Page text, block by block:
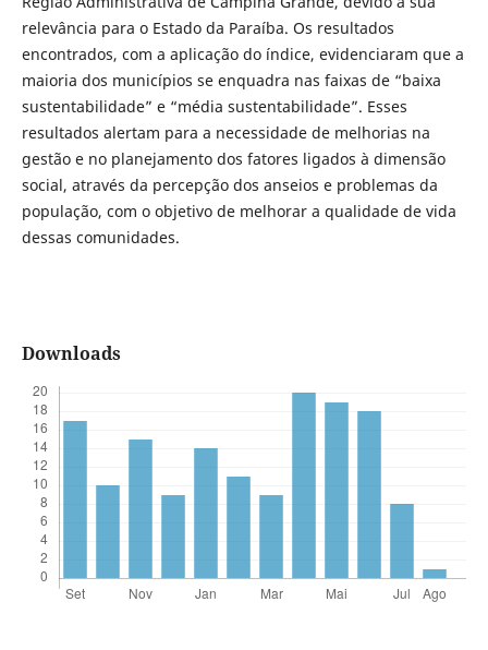
relevância para o Estado da Paraíba. Os resultados
encontrados, com a aplicação do índice, evidenciaram que a
maioria dos municípios se enquadra nas faixas de “baixa
sustentabilidade” e “média sustentabilidade”. Esses
resultados alertam para a necessidade de melhorias na
gestão e no planejamento dos fatores ligados à dimensão
social, através da percepção dos anseios e problemas da
população, com o objetivo de melhorar a qualidade de vida
dessas comunidades.
Downloads